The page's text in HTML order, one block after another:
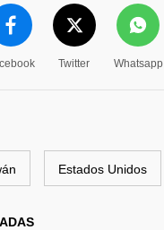
Twitter Whatsapp
Estados Unidos